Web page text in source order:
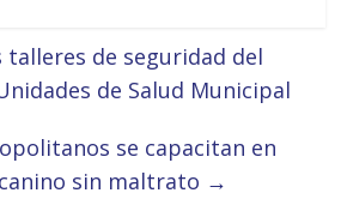
talleres de seguridad del
de Salud Municipal
se capacitan en
sin maltrato →